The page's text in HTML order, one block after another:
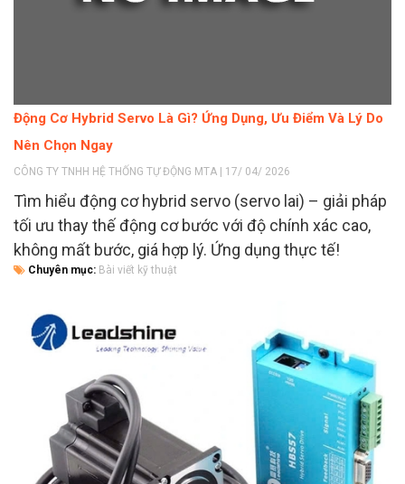
Động Cơ Hybrid Servo Là Gì? Ứng Dụng, Ưu Điểm Và Lý Do
Nên Chọn Ngay
CÔNG TY TNHH HỆ THỐNG TỰ ĐỘNG MTA | 17/ 04/ 2026
Tìm hiểu động cơ hybrid servo (servo lai) – giải pháp
tối ưu thay thế động cơ bước với độ chính xác cao,
không mất bước, giá hợp lý. Ứng dụng thực tế!
Chuyên mục: Bài viết kỹ thuật